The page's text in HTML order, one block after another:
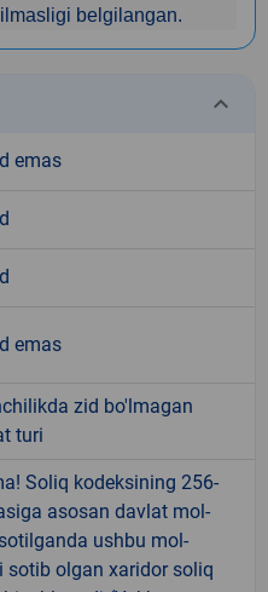
belgilangan.
keyboard_arrow_down
emas
emas
zid bo'lmagan
turi
Soliq kodeksining 256-
asosan davlat mol-
ushbu mol-
sotib olgan xaridor soliq